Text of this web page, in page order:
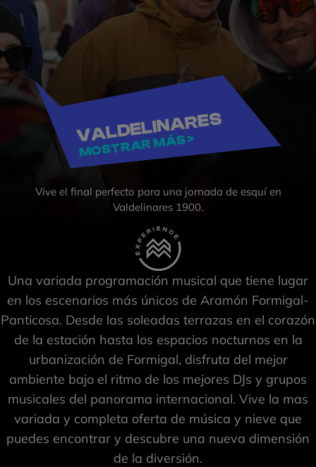
VALDELINARES
MOSTRAR MÁS >
Vive el final perfecto para una jornada de esquí en
Valdelinares 1900.
Una variada programación musical que tiene lugar
en los escenarios más únicos de Aramón Formigal-
Panticosa. Desde las soleadas terrazas en el corazón
de la estación hasta los espacios nocturnos en la
urbanización de Formigal, disfruta del mejor
ambiente bajo el ritmo de los mejores DJs y grupos
musicales del panorama internacional. Vive la mas
variada y completa oferta de música y nieve que
puedes encontrar y descubre una nueva dimensión
de la diversión.